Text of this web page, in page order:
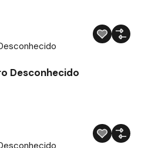
Desconhecido